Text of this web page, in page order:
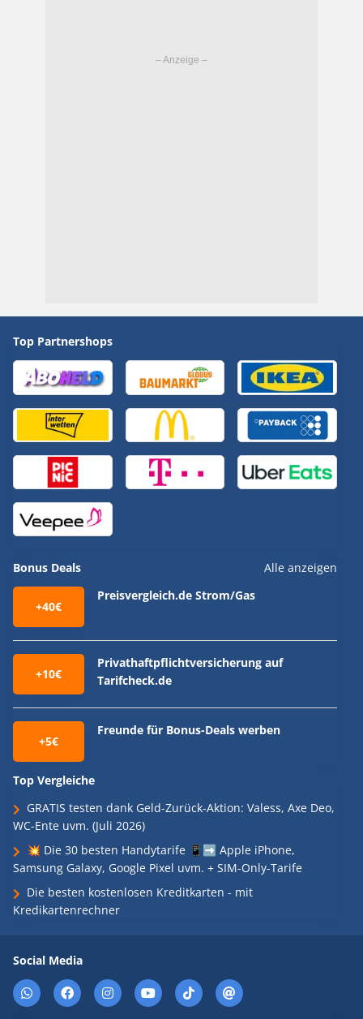
Top Partnershops
Bonus Deals Alle anzeigen
+40€
Preisvergleich.de Strom/Gas
+10€
Privathaftpflichtversicherung auf
Tarifcheck.de
+5€
Freunde für Bonus-Deals werben
Top Vergleiche
GRATIS testen dank Geld-Zurück-Aktion: Valess, Axe Deo,
WC-Ente uvm. (Juli 2026)
💥 Die 30 besten Handytarife 📱➡️ Apple iPhone,
Samsung Galaxy, Google Pixel uvm. + SIM-Only-Tarife
Die besten kostenlosen Kreditkarten - mit
Kredikartenrechner
Social Media